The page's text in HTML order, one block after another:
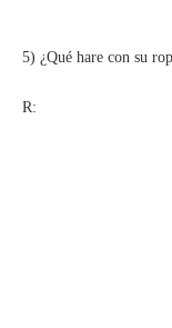
5) ¿Qué hare con su
R: